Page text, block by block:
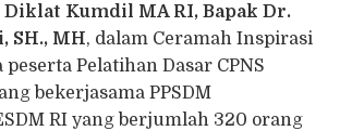
Diklat Kumdil MA RI, Bapak Dr.
SH., MH, dalam Ceramah Inspirasi
Pelatihan Dasar CPNS
bekerjasama PPSDM
RI yang berjumlah 320 orang